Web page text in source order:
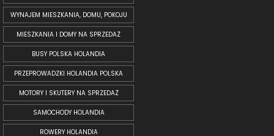
WYNAJEM MIESZKANIA, DOMU, POKOJU
MIESZKANIA I DOMY NA SPRZEDAŻ
BUSY POLSKA HOLANDIA
PRZEPROWADZKI HOLANDIA POLSKA
MOTORY I SKUTERY NA SPRZEDAŻ
SAMOCHODY HOLANDIA
ROWERY HOLANDIA